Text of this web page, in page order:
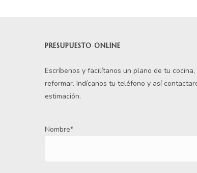
PRESUPUESTO ONLINE
Escríbenos y facilítanos un plano de tu
reformar. Indícanos tu teléfono y así
estimación.
Nombre*